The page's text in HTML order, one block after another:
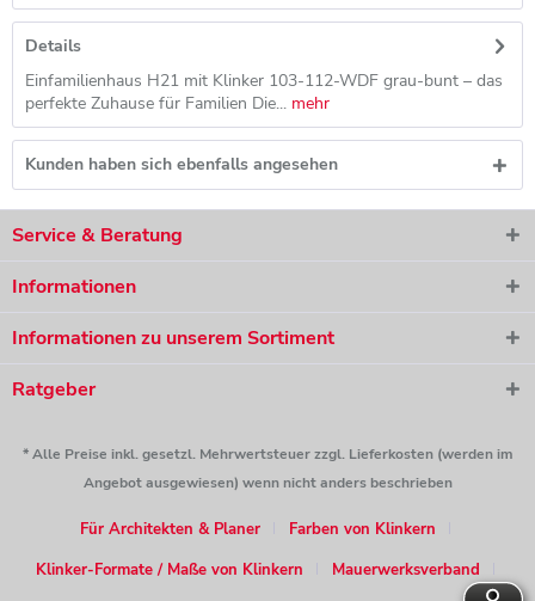
Details
Einfamilienhaus H21 mit Klinker 103-112-WDF grau-bunt – das
perfekte Zuhause für Familien Die... mehr
Kunden haben sich ebenfalls angesehen
Service & Beratung
Informationen
Informationen zu unserem Sortiment
Ratgeber
* Alle Preise inkl. gesetzl. Mehrwertsteuer zzgl. Lieferkosten (werden im
Angebot ausgewiesen) wenn nicht anders beschrieben
Für Architekten & Planer
Farben von Klinkern
Klinker-Formate / Maße von Klinkern
Mauerwerksverband